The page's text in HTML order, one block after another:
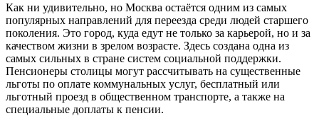
Как ни удивительно, но Москва остаётся одним из самых
популярных направлений для переезда среди людей старшего
поколения. Это город, куда едут не только за карьерой, но и за
качеством жизни в зрелом возрасте. Здесь создана одна из
самых сильных в стране систем социальной поддержки.
Пенсионеры столицы могут рассчитывать на существенные
льготы по оплате коммунальных услуг, бесплатный или
льготный проезд в общественном транспорте, а также на
специальные доплаты к пенсии.